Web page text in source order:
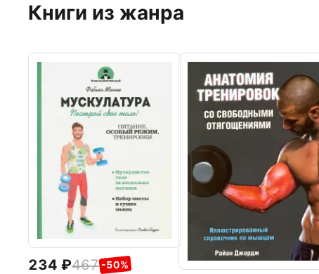
Книги из жанра
234 467 -50%